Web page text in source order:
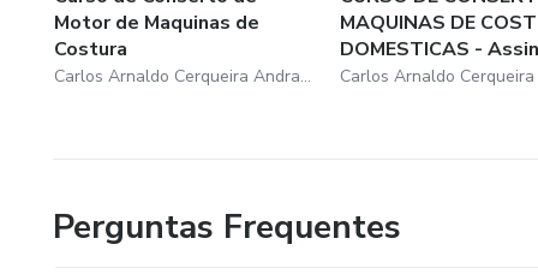
Motor de Maquinas de
Costura
Carlos Arnaldo Cerqueira Andrade
MAQUINAS DE
DOMESTICAS -
Perguntas Frequentes